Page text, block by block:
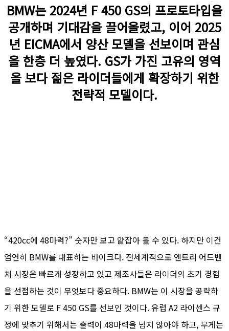
BMW는 2024년 F 450 GS의 프로토타입을
공개하며 기대감을 끌어올렸고, 이어 2025
년 EICMA에서 양산 모델을 선보이며 관심
을 한층 더 높였다. GS가 가진 고유의 영역
을 보다 젊은 라이더들에게 확장하기 위한
전략적 모델이다.
“420cc에 48마력?” 숫자만 보고 얕잡아 볼 수 있다. 하지만 이건
엄연히 BMW를 대표하는 바이크다. 전세계적으로 엔트리 어드벤
처 시장은 빠르게 성장하고 있고 제조사들은 라이더의 초기 경험
을 선점하는 것이 무엇보다 중요하다. BMW는 이 시장을 공략하
기 위한 모델로 F 450 GS를 선보인 것이다. 유럽 A2 라이센스 규
정에 맞추기 위해서는 출력이 48마력을 넘지 않아야 하고, 무게는